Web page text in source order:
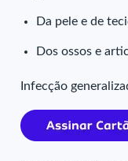
Da pele e de
Dos ossos e
Infecção